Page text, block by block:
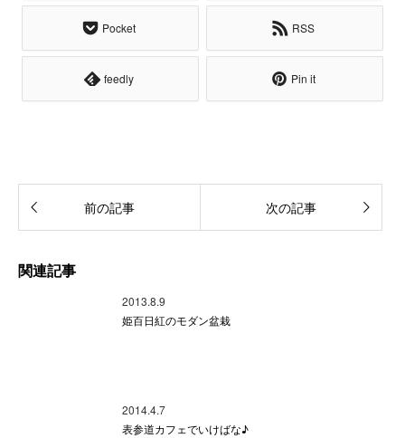
Pocket RSS
feedly Pin it
前の記事 次の記事
関連記事
2013.8.9
姫百日紅のモダン盆栽
2014.4.7
表参道カフェでいけばな♪